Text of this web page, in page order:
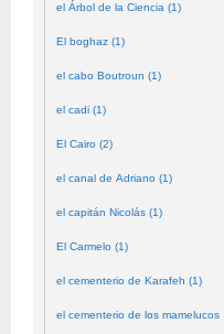
el Árbol de la Ciencia (1)
El boghaz (1)
el cabo Boutroun (1)
el cadi (1)
El Cairo (2)
el canal de Adriano (1)
el capitán Nicolás (1)
El Carmelo (1)
el cementerio de Karafeh (1)
el cementerio de los mamelucos